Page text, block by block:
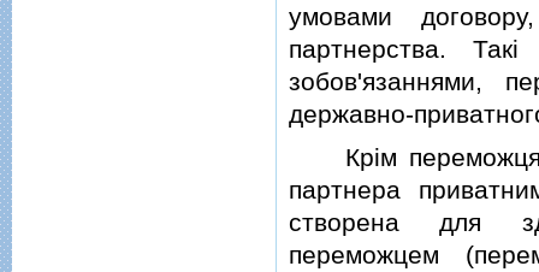
умовами
партнерства.
зобов'язаннями,
державно-
Крiм переможця
партнера
створена для
переможцем